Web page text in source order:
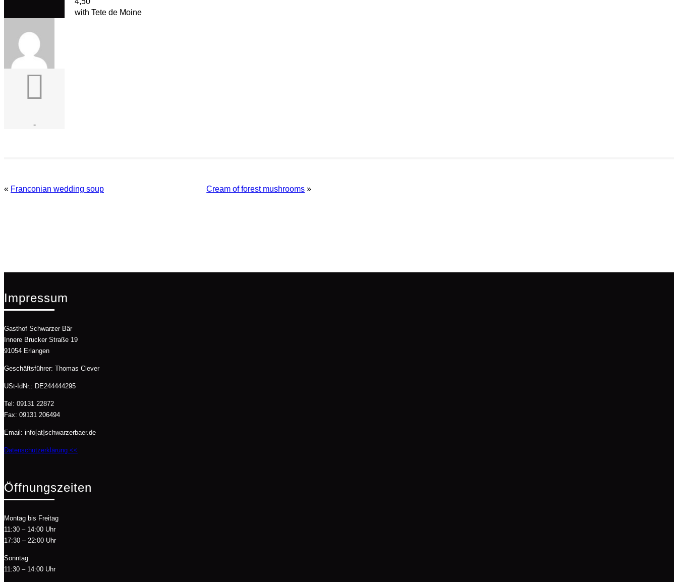
-
with Tete de Moine
« Franconian wedding soup Cream of forest mushrooms »
Impressum
Gasthof Schwarzer Bär
Innere Brucker Straße 19
91054 Erlangen
Geschäftsführer: Thomas Clever
USt-IdNr.: DE244444295
Tel: 09131 22872
Fax: 09131 206494
Email: info[at]schwarzerbaer.de
Datenschutzerklärung <<
Öffnungszeiten
Montag bis Freitag
11:30 – 14:00 Uhr
17:30 – 22:00 Uhr
Sonntag
11:30 – 14:00 Uhr